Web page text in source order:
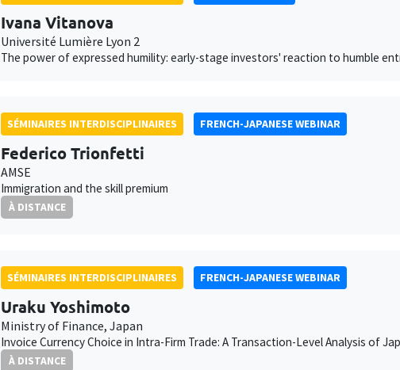
Ivana Vitanova
Université Lumière Lyon 2
The power of expressed humility: early-stage investors' reaction to humble
SÉMINAIRES INTERDISCIPLINAIRES FRENCH-JAPANESE WEBINAR
Federico Trionfetti
AMSE
Immigration and the skill premium
À DISTANCE
SÉMINAIRES INTERDISCIPLINAIRES FRENCH-JAPANESE WEBINAR
Uraku Yoshimoto
Ministry of Finance, Japan
Invoice Currency Choice in Intra-Firm Trade: A Transaction-Level Analysis of
À DISTANCE